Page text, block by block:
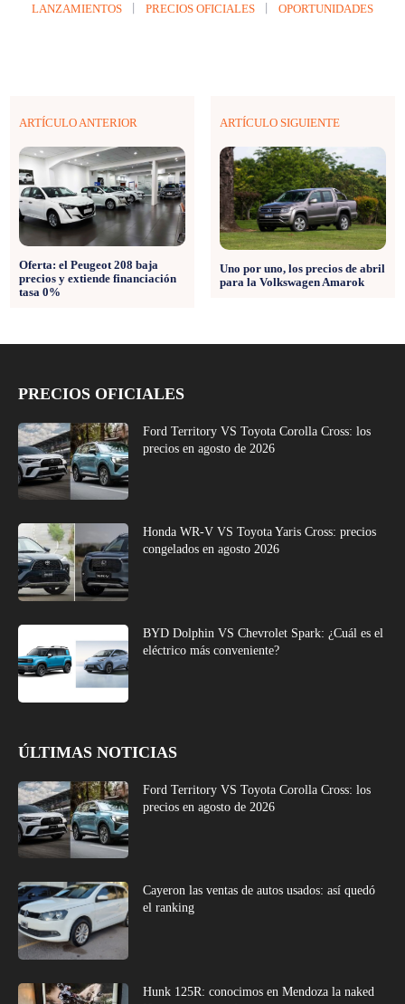
LANZAMIENTOS PRECIOS OFICIALES OPORTUNIDADES
ARTÍCULO ANTERIOR
Oferta: el Peugeot 208 baja
precios y extiende financiación
tasa 0%
ARTÍCULO SIGUIENTE
Uno por uno, los precios de abril
para la Volkswagen Amarok
PRECIOS OFICIALES
Ford Territory VS Toyota Corolla Cross: los
precios en agosto de 2026
Honda WR-V VS Toyota Yaris Cross: precios
congelados en agosto 2026
BYD Dolphin VS Chevrolet Spark: ¿Cuál es el
eléctrico más conveniente?
ÚLTIMAS NOTICIAS
Ford Territory VS Toyota Corolla Cross: los
precios en agosto de 2026
Cayeron las ventas de autos usados: así quedó
el ranking
Hunk 125R: conocimos en Mendoza la naked